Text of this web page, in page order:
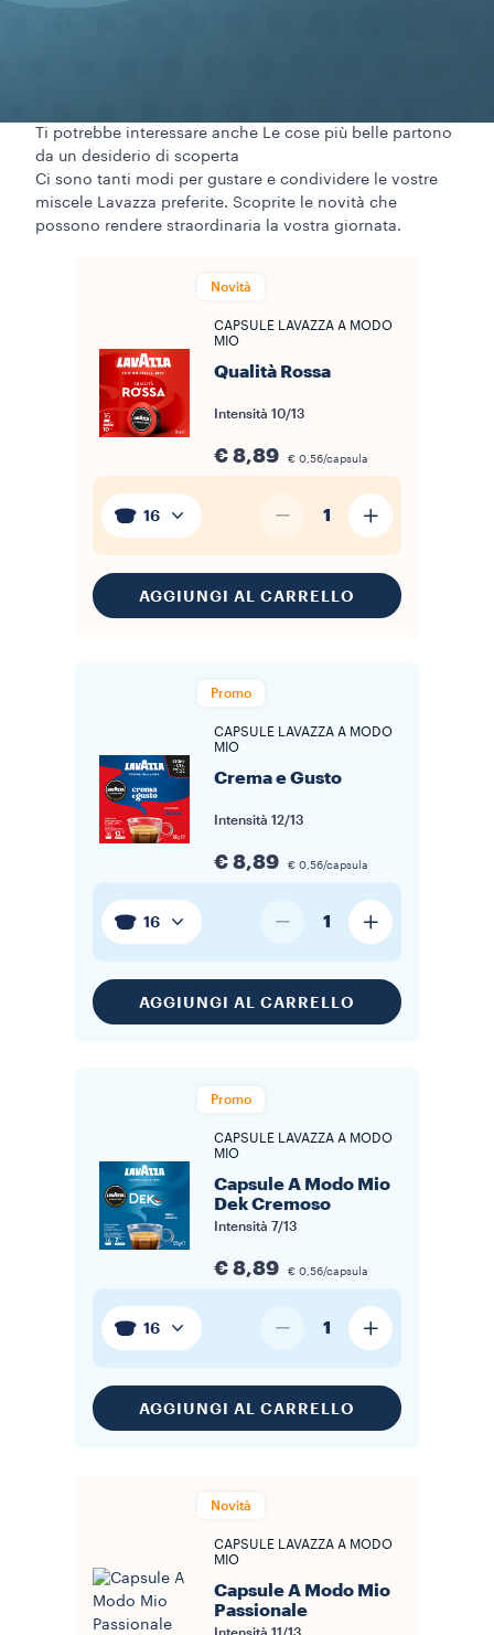
Ti potrebbe interessare anche Le cose più belle partono
da un desiderio di scoperta
Ci sono tanti modi per gustare e condividere le vostre
miscele Lavazza preferite. Scoprite le novità che
possono rendere straordinaria la vostra giornata.
Novità
CAPSULE LAVAZZA A MODO
MIO
Qualità Rossa
Intensità 10/13
€ 8,89 € 0,56/capsula
16 1
AGGIUNGI AL CARRELLO
Promo
CAPSULE LAVAZZA A MODO
MIO
Crema e Gusto
Intensità 12/13
€ 8,89 € 0,56/capsula
16 1
AGGIUNGI AL CARRELLO
Promo
CAPSULE LAVAZZA A MODO
MIO
Capsule A Modo Mio
Dek Cremoso
Intensità 7/13
€ 8,89 € 0,56/capsula
16 1
AGGIUNGI AL CARRELLO
Novità
CAPSULE LAVAZZA A MODO
MIO
Capsule A Modo Mio
Passionale